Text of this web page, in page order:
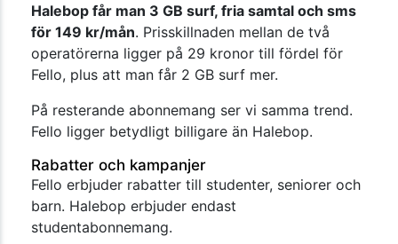
Halebop får man 3 GB surf, fria samtal och sms
för 149 kr/mån. Prisskillnaden mellan de två
operatörerna ligger på 29 kronor till fördel för
Fello, plus att man får 2 GB surf mer.
På resterande abonnemang ser vi samma trend.
Fello ligger betydligt billigare än Halebop.
Rabatter och kampanjer
Fello erbjuder rabatter till studenter, seniorer och
barn. Halebop erbjuder endast
studentabonnemang.